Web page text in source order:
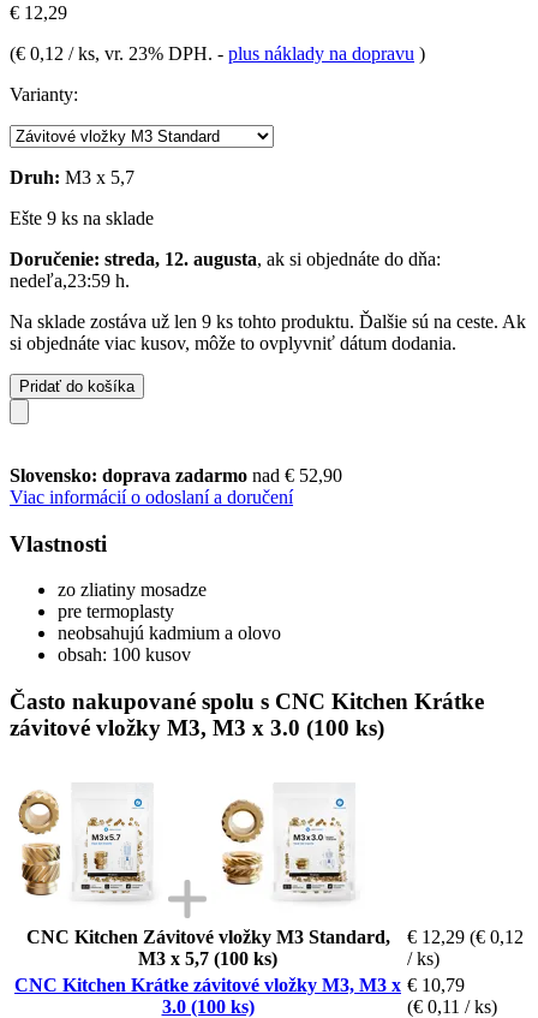
€ 12,29
(€ 0,12 / ks, vr. 23% DPH. - plus náklady na dopravu )
Varianty:
Druh: M3 x 5,7
Ešte 9 ks na sklade
Doručenie: streda, 12. augusta, ak si objednáte do dňa:
nedeľa,23:59 h.
Na sklade zostáva už len 9 ks tohto produktu. Ďalšie sú na ceste. Ak
si objednáte viac kusov, môže to ovplyvniť dátum dodania.
Pridať do košíka
Slovensko: doprava zadarmo nad € 52,90
Viac informácií o odoslaní a doručení
Vlastnosti
zo zliatiny mosadze
pre termoplasty
neobsahujú kadmium a olovo
obsah: 100 kusov
Často nakupované spolu s CNC Kitchen Krátke
závitové vložky M3, M3 x 3.0 (100 ks)
CNC Kitchen Závitové vložky M3 Standard,
M3 x 5,7 (100 ks)
€ 12,29 (€ 0,12
/ ks)
CNC Kitchen Krátke závitové vložky M3, M3 x
3.0 (100 ks)
€ 10,79
(€ 0,11 / ks)